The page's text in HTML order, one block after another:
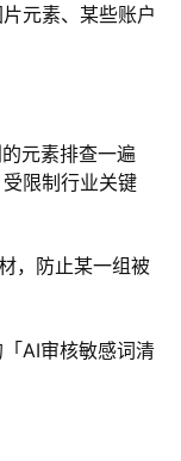
元素、某些账户
元素排查一遍
受限制行业关键
，防止某一组被
AI审核敏感词清